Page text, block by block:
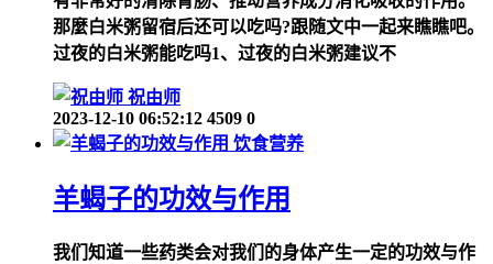
那麼白米粥留宿后还可以吃吗?跟随文中一起来瞧瞧吧。
过夜的白米粥能吃吗1、过夜的白米粥建议不
祝由师
2023-12-10 06:52:12 4509 0
饮食营养
羊蝎子的功效与作用
我们知道一些药类会对我们的身体产生一定的功效与作